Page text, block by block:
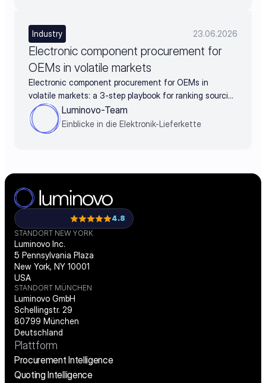
Industry 23.06.2026
Electronic component procurement for
OEMs in volatile markets
Electronic component procurement for OEMs in
volatile markets: a 3-step playbook for ranking sourcing
decisions by business impact
Luminovo-Team
Einblicke in die Elektronik-Lieferkette
4.8
STANDORT NEW YORK
Luminovo Inc.
5 Pennsylvania Plaza
New York, NY 10001
USA
STANDORT MÜNCHEN
Luminovo GmbH
Schellingstr. 29
80799 München
Deutschland
Plattform
Procurement Intelligence
Quoting Intelligence